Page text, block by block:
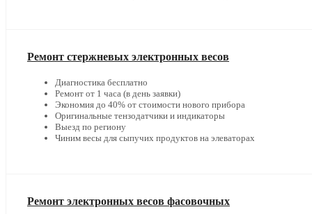
Ремонт стержневых электронных весов
Диагностика бесплатно
Ремонт от 1 часа (в день заявки)
Экономия до 40% от стоимости нового прибора
Оригинальные тензодатчики и индикаторы
Выезд по региону
Чиним весы для сыпучих продуктов на элеваторах
Ремонт электронных весов фасовочных